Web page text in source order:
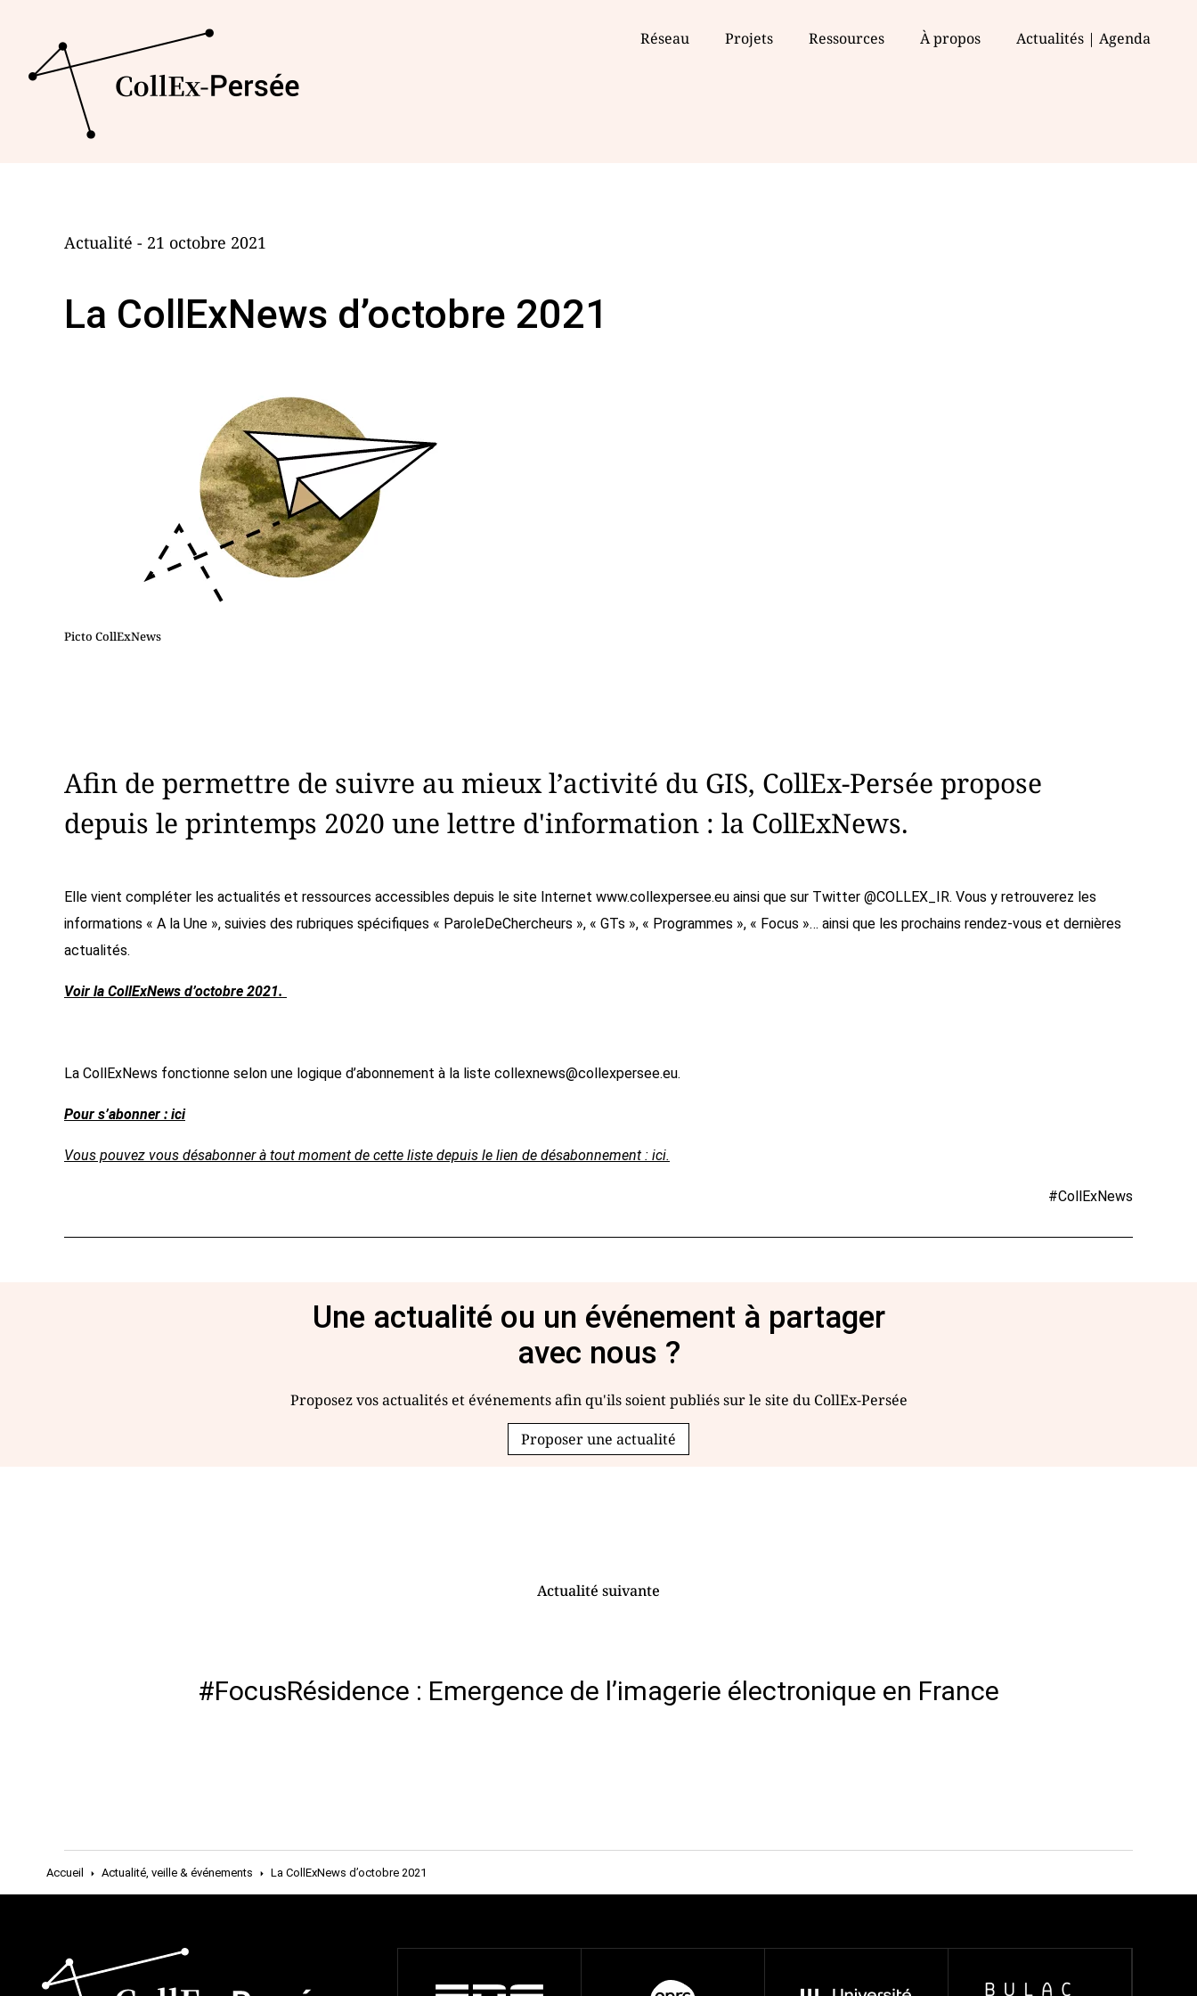
Réseau Projets Ressources À propos Actualités | Agenda
Actualité - 21 octobre 2021
La CollExNews d’octobre 2021
Picto CollExNews
Afin de permettre de suivre au mieux l’activité du GIS, CollEx-Persée propose
depuis le printemps 2020 une lettre d'information : la CollExNews.
Elle vient compléter les actualités et ressources accessibles depuis le site Internet www.collexpersee.eu ainsi que sur Twitter @COLLEX_IR. Vous y retrouverez les
informations « A la Une », suivies des rubriques spécifiques « ParoleDeChercheurs », « GTs », « Programmes », « Focus »… ainsi que les prochains rendez-vous et dernières
actualités.
Voir la CollExNews d’octobre 2021.
La CollExNews fonctionne selon une logique d’abonnement à la liste collexnews@collexpersee.eu.
Pour s’abonner : ici
Vous pouvez vous désabonner à tout moment de cette liste depuis le lien de désabonnement : ici.
#CollExNews
Une actualité ou un événement à partager
avec nous ?
Proposez vos actualités et événements afin qu'ils soient publiés sur le site du CollEx-Persée
Proposer une actualité
Actualité suivante
#FocusRésidence : Emergence de l’imagerie électronique en France
Accueil Actualité, veille & événements La CollExNews d’octobre 2021